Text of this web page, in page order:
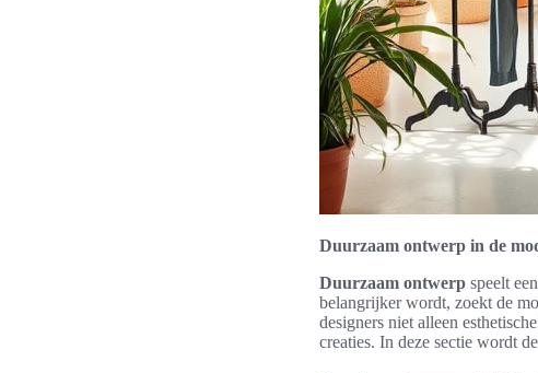
Duurzaam ontwerp in de
Duurzaam ontwerp speelt
belangrijker wordt, zoekt de
designers niet alleen
creaties. In deze sectie wordt